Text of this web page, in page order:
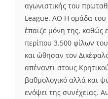
αγωνιστικής του
League. AO Η ομάδα
έπαιζε μόνη της, καθώς
περίπου 3.500 φίλων
και ώθησαν τον
απέναντι στους
βαθμολογικό αλλά και
ενόψει της συνέχειας.